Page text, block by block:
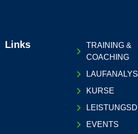
Links
TRAINING &
COACHING
KURSE
EVENTS